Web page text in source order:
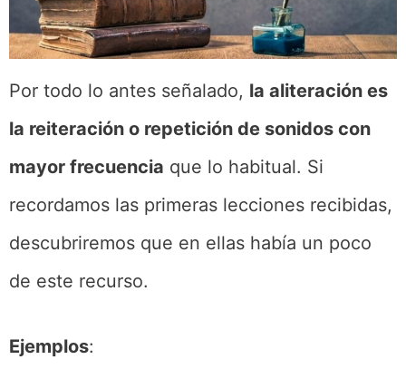
Por todo lo antes señalado, la aliteración es
la reiteración o repetición de sonidos con
mayor frecuencia que lo habitual. Si
recordamos las primeras lecciones recibidas,
descubriremos que en ellas había un poco
de este recurso.
Ejemplos: